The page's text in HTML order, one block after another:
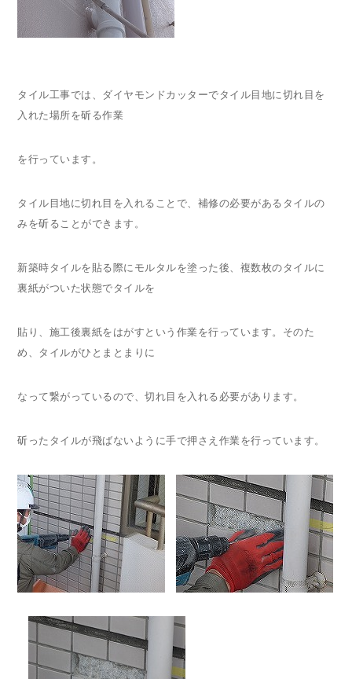
タイル工事では、ダイヤモンドカッターでタイル目地に切れ目を
入れた場所を斫る作業
を行っています。
タイル目地に切れ目を入れることで、補修の必要があるタイルの
みを斫ることができます。
新築時タイルを貼る際にモルタルを塗った後、複数枚のタイルに
裏紙がついた状態でタイルを
貼り、施工後裏紙をはがすという作業を行っています。そのた
め、タイルがひとまとまりに
なって繋がっているので、切れ目を入れる必要があります。
斫ったタイルが飛ばないように手で押さえ作業を行っています。